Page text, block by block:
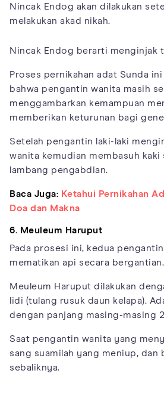
Nincak Endog akan dilakukan
melakukan akad nikah.
Nincak Endog berarti menginjak
Proses pernikahan adat Sunda
bahwa pengantin wanita masih
menggambarkan kemampuan
memberikan keturunan bagi
Setelah pengantin laki-laki
wanita kemudian membasuh kaki
lambang pengabdian.
Baca Juga: Ketahui Pernikahan
Doa dan Makna
6. Meuleum Haruput
Pada prosesi ini, kedua
mematikan api secara bergantian.
Meuleum Haruput dilakukan
lidi (tulang rusuk daun kelapa).
dengan panjang masing-masing
Saat pengantin wanita yang
sang suamilah yang meniup, dan
sebaliknya.